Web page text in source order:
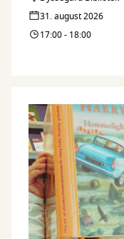
31. august 2026
17:00 - 18:00